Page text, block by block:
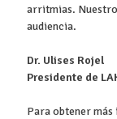
arritmias.
audiencia.
Dr. Ulises Rojel
Presidente de
Para obtener